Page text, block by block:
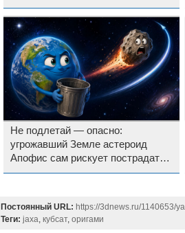
конструктивные дефекты
Не подлетай — опасно:
угрожавший Земле астероид
Апофис сам рискует пострадать
от космического мусора
Постоянный URL: https://3dnews.ru/1140653/
Теги: jaxa, кубсат, оригами